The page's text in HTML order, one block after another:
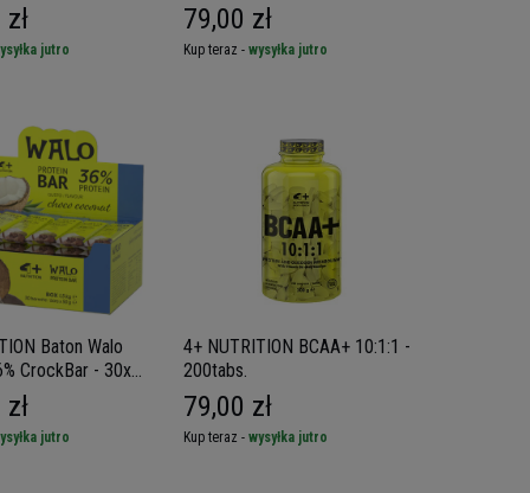
jutro
79,00 zł
Kup teraz - wysyłka jutro
Baton Walo
CrockBar - 30x
jutro
4+ NUTRITION BCAA+ 10:1:1 -
200tabs.
79,00 zł
Kup teraz - wysyłka jutro